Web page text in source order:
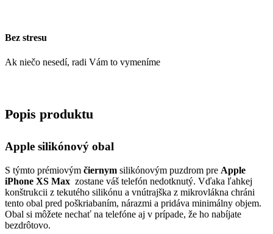
Bez stresu
Ak niečo nesedí, radi Vám to vymeníme
Popis produktu
Apple silikónový obal
S týmto prémiovým čiernym silikónovým puzdrom pre Apple
iPhone XS Max zostane váš telefón nedotknutý. Vďaka ľahkej
konštrukcii z tekutého silikónu a vnútrajška z mikrovlákna chráni
tento obal pred poškriabaním, nárazmi a pridáva minimálny objem.
Obal si môžete nechať na telefóne aj v prípade, že ho nabíjate
bezdrôtovo.